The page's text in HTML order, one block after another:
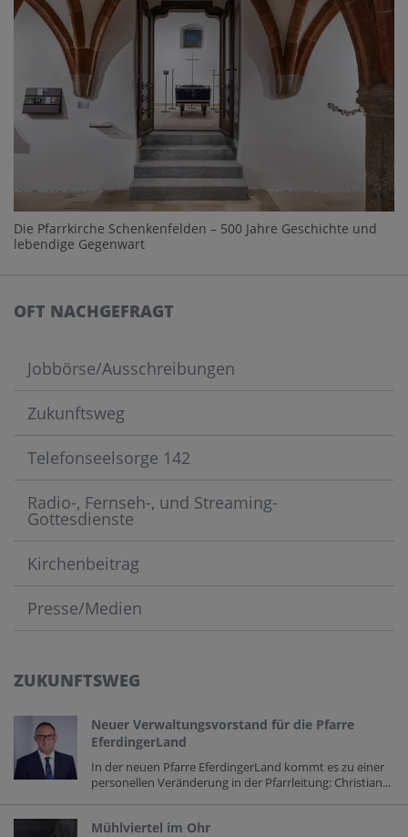
Die Pfarrkirche Schenkenfelden – 500 Jahre Geschichte und
lebendige Gegenwart
OFT NACHGEFRAGT
Jobbörse/Ausschreibungen
Zukunftsweg
Telefonseelsorge 142
Radio-, Fernseh-, und Streaming-
Gottesdienste
Kirchenbeitrag
Presse/Medien
ZUKUNFTSWEG
Neuer Verwaltungsvorstand für die Pfarre
EferdingerLand
In der neuen Pfarre EferdingerLand kommt es zu einer
personellen Veränderung in der Pfarrleitung: Christian...
Mühlviertel im Ohr